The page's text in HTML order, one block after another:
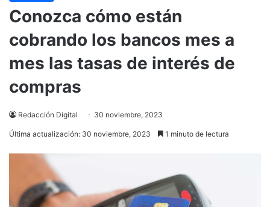
Conozca cómo están
cobrando los bancos mes a
mes las tasas de interés de
compras
Redacción Digital 30 noviembre, 2023
Última actualización: 30 noviembre, 2023 1 minuto de lectura